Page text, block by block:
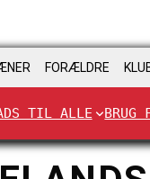
FORÆLDRE
TIL ALLE BRUG